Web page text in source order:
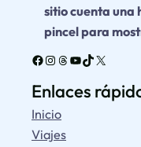
sitio cuenta una
pincel para
Facebook Instagram Threads YouTube TikTok X
Enlaces
Inicio
Viajes